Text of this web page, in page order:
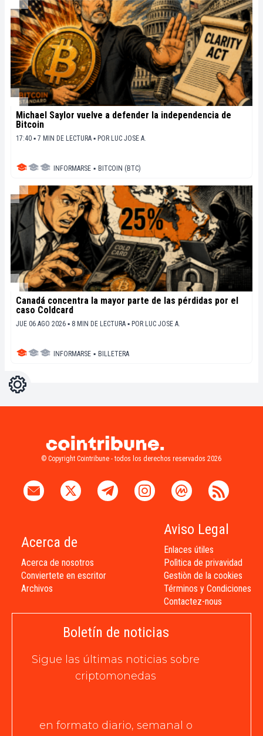
Michael Saylor vuelve a defender la independencia de
Bitcoin
17:40 ▪ 7 MIN DE LECTURA ▪ POR LUC JOSE A.
INFORMARSE ▪ BITCOIN (BTC)
Canadá concentra la mayor parte de las pérdidas por el
caso Coldcard
JUE 06 AGO 2026 ▪ 8 MIN DE LECTURA ▪ POR LUC JOSE A.
INFORMARSE ▪ BILLETERA
Ajustes
© Copyright Cointribune - todos los derechos reservados 2026
Acerca de
Acerca de nosotros
Conviertete en escritor
Archivos
Aviso Legal
Enlaces útiles
Polìtica de privavidad
Gestiòn de la cookies
Términos y Condiciones
Contactez-nous
Boletín de noticias
Sigue las últimas noticias sobre
criptomonedas
en formato diario, semanal o